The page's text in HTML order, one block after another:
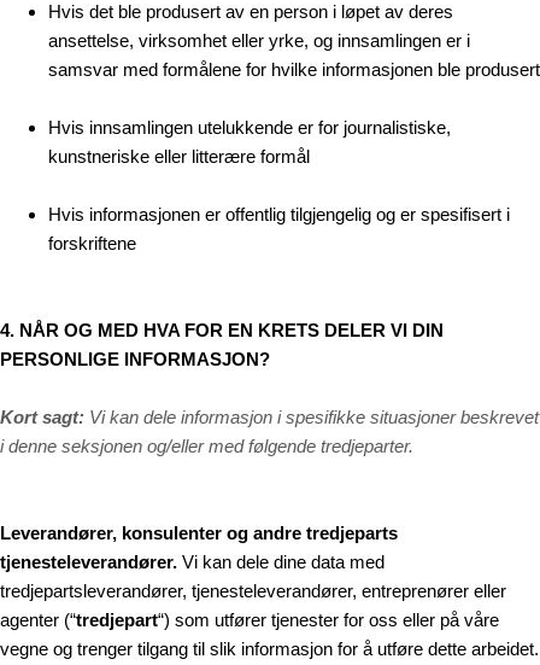
Hvis det ble produsert av en person i løpet av deres
ansettelse, virksomhet eller yrke, og innsamlingen er i
samsvar med formålene for hvilke informasjonen ble produsert
Hvis innsamlingen utelukkende er for journalistiske,
kunstneriske eller litterære formål
Hvis informasjonen er offentlig tilgjengelig og er spesifisert i
forskriftene
4. NÅR OG MED HVA FOR EN KRETS DELER VI DIN
PERSONLIGE INFORMASJON?
Kort sagt: Vi kan dele informasjon i spesifikke situasjoner beskrevet
i denne seksjonen og/eller med følgende tredjeparter.
Leverandører, konsulenter og andre tredjeparts
tjenesteleverandører. Vi kan dele dine data med
tredjepartsleverandører, tjenesteleverandører, entreprenører eller
agenter (“tredjepart“) som utfører tjenester for oss eller på våre
vegne og trenger tilgang til slik informasjon for å utføre dette arbeidet.